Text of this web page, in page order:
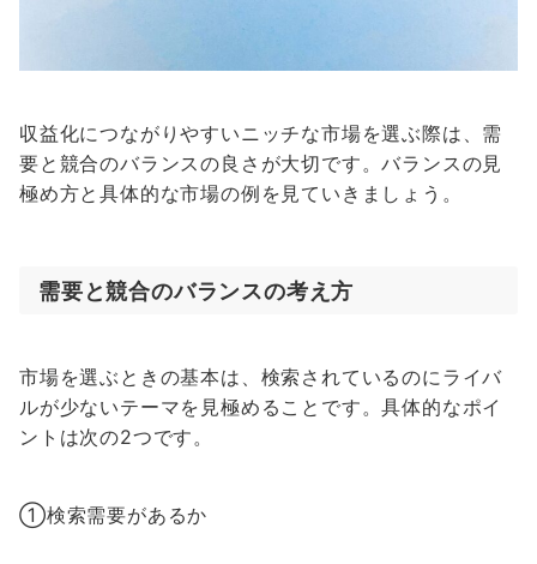
収益化につながりやすいニッチな市場を選ぶ際は、需
要と競合のバランスの良さが大切です。バランスの見
極め方と具体的な市場の例を見ていきましょう。
需要と競合のバランスの考え方
市場を選ぶときの基本は、検索されているのにライバ
ルが少ないテーマを見極めることです。具体的なポイ
ントは次の2つです。
①検索需要があるか